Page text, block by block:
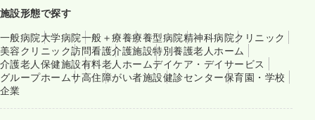
施設形態で探す
一般病院大学病院一般＋療養療養型病院精神科病院クリニック
美容クリニック訪問看護介護施設特別養護老人ホーム
介護老人保健施設有料老人ホームデイケア・デイサービス
グループホームサ高住障がい者施設健診センター保育園・学校
企業